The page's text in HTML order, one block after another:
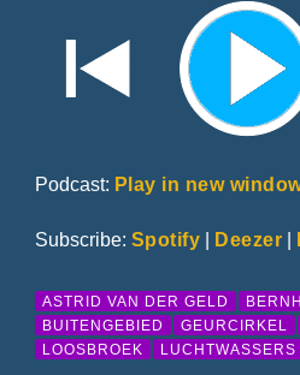
Podcast: Play in new
Subscribe: Spotify | Deezer |
ASTRID VAN DER GELD
BUITENGEBIED
GEURCIRKEL
LOOSBROEK
LUCHTWASSERS